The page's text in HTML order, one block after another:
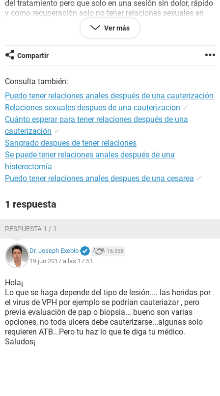
del tratamiento pero que solo en una sesión sin dolor, rápido
y como recuperación solo no tener relaciones sexuales en
cierto tiempo, y que uno de los síntomas que iba a tener solo
era flujo por el procedimiento, así que opte por la
iba a ser tardado con tratamiento y en costo pues iba a ser
lo mismo pero rápido en unos cuantos minutos y ya como si
después fuera a revisión para checar la evolución, al
checarme a la semana siguiente me comenta que tengo una
infección y apenas me recetó unas pastillas y me dijo que
esta semana fuera de nuevo a revisión para ver como
seguía.
es normal que no me haya recetado nada desde el principio,
porque que razón se me infecto si lo único que me dijo que
de cuidado era no tener relaciones sexuales durante 2-3
meses y apenas voy para 2 semanas y obvio no lo hice?
la verdad si me preocupa un poco porque ahora tengo
molestia casi todo el tiempo pero supongo es normal por la
Ver más
Compartir
Consulta también:
Puedo tener relaciones anales después de una cauterización
Relaciones sexuales despues de una cauterizacion ✓
Cuánto esperar para tener relaciones después de una
cauterización ✓
Sangrado despues de tener relaciones
Se puede tener relaciones anales después de una
histerectomía
Puedo tener relaciones anales despues de una cesarea ✓
1 respuesta
RESPUESTA 1 / 1
Dr. Joseph Exebio 16.358
19 jun 2017 a las 17:51
Hola¡
Lo que se haga depende del tipo de lesión.... las heridas por
el virus de VPH por ejemplo se podrían cauteriazar , pero
previa evaluaciòn de pap o biopsia... bueno son varias
opciones, no toda ulcera debe cauterizarse...algunas solo
requieren ATB...Pero tu haz lo que te diga tu médico.
Saludos¡